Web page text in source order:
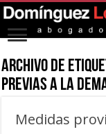
Archivo de
previas a la
Medidas